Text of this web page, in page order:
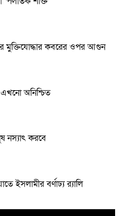
মুক্তিযোদ্ধার কবরের ওপর আগুন
এখনো অনিশ্চিত
নস্যাৎ করবে
ইসলামীর বর্ণাঢ্য র‍্যালি